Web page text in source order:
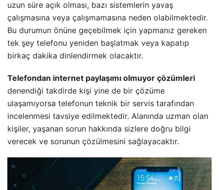
uzun süre açık olması, bazı sistemlerin yavaş
çalışmasına veya çalışmamasına neden olabilmektedir.
Bu durumun önüne geçebilmek için yapmanız gereken
tek şey telefonu yeniden başlatmak veya kapatıp
birkaç dakika dinlendirmek olacaktır.
Telefondan internet paylaşımı olmuyor çözümleri
denendiği takdirde kişi yine de bir çözüme
ulaşamıyorsa telefonun teknik bir servis tarafından
incelenmesi tavsiye edilmektedir. Alanında uzman olan
kişiler, yaşanan sorun hakkında sizlere doğru bilgi
verecek ve sorunun çözülmesini sağlayacaktır.